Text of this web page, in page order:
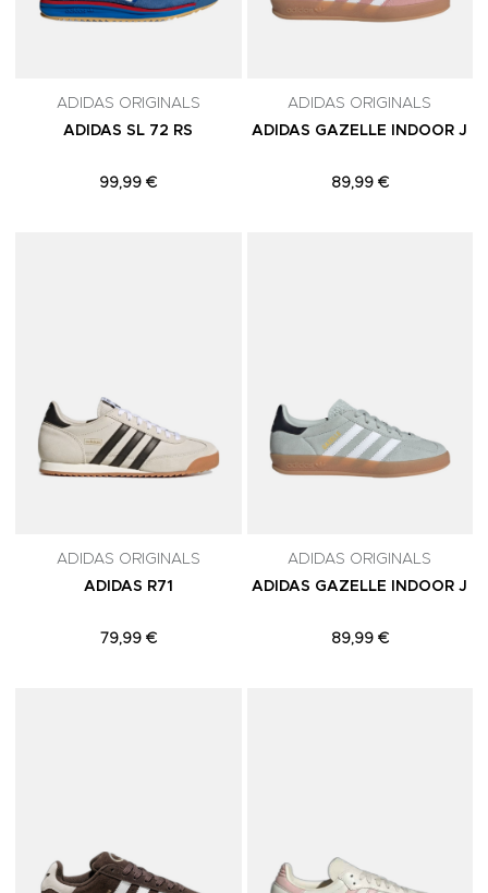
ADIDAS ORIGINALS
ADIDAS SL 72 RS
99,99 €
ADIDAS ORIGINALS
ADIDAS GAZELLE INDOOR J
89,99 €
ADIDAS ORIGINALS
ADIDAS R71
79,99 €
ADIDAS ORIGINALS
ADIDAS GAZELLE INDOOR J
89,99 €